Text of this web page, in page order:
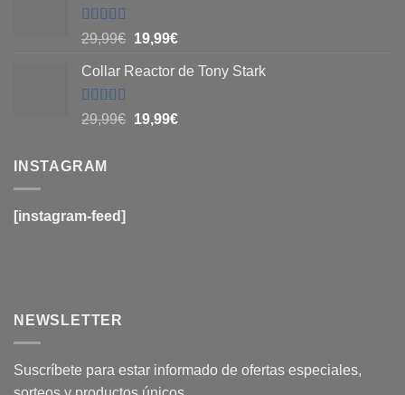
Valorado
con
5
29,99€ 19,99€
Collar Reactor de Tony Stark
Valorado
con
29,99€ 19,99€
INSTAGRAM
[instagram-feed]
NEWSLETTER
Suscríbete para estar informado de ofertas especiales,